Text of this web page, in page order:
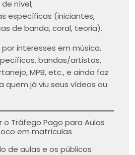
nível;
específicas (iniciantes,
de banda, coral, teoria).
interesses em música,
bandas/artistas,
MPB, etc., e ainda faz
quem já viu seus vídeos ou
Tráfego Pago para Aulas
em matrículas
de aulas e os públicos